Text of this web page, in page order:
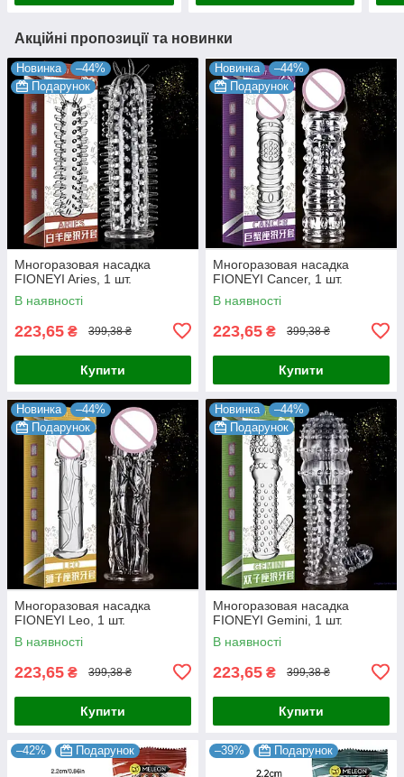
Акційні пропозиції та новинки
Новинка
–44%
Подарунок
Многоразовая насадка
FIONEYI Aries, 1 шт.
В наявності
223,65 ₴ 399,38 ₴
Купити
Новинка
–44%
Подарунок
Многоразовая насадка
FIONEYI Cancer, 1 шт.
В наявності
223,65 ₴ 399,38 ₴
Купити
Новинка
–44%
Подарунок
Многоразовая насадка
FIONEYI Leo, 1 шт.
В наявності
223,65 ₴ 399,38 ₴
Купити
Новинка
–44%
Подарунок
Многоразовая насадка
FIONEYI Gemini, 1 шт.
В наявності
223,65 ₴ 399,38 ₴
Купити
–42% Подарунок –39% Подарунок